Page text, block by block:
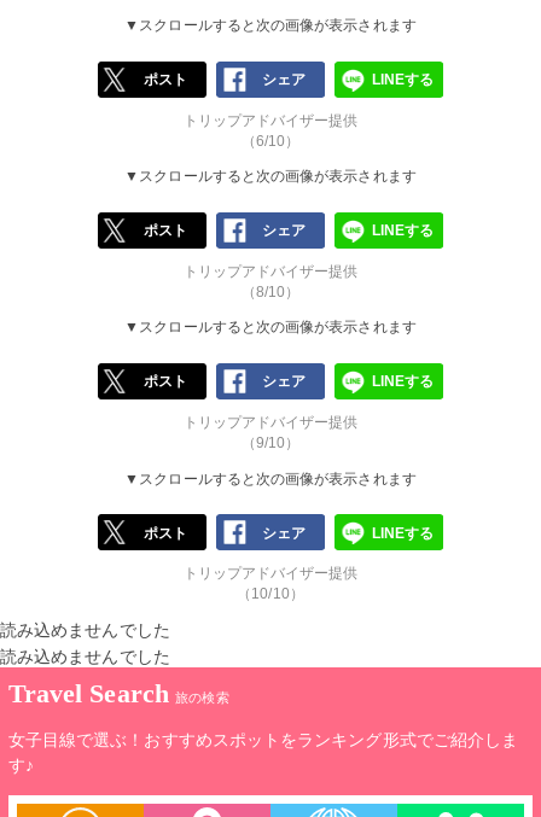
▼スクロールすると次の画像が表示されます
ポスト シェア LINEする
トリップアドバイザー提供
（6/10）
▼スクロールすると次の画像が表示されます
ポスト シェア LINEする
トリップアドバイザー提供
（8/10）
▼スクロールすると次の画像が表示されます
ポスト シェア LINEする
トリップアドバイザー提供
（9/10）
▼スクロールすると次の画像が表示されます
ポスト シェア LINEする
トリップアドバイザー提供
（10/10）
読み込めませんでした
読み込めませんでした
Travel Search 旅の検索
女子目線で選ぶ！おすすめスポットをランキング形式でご紹介しま
す♪